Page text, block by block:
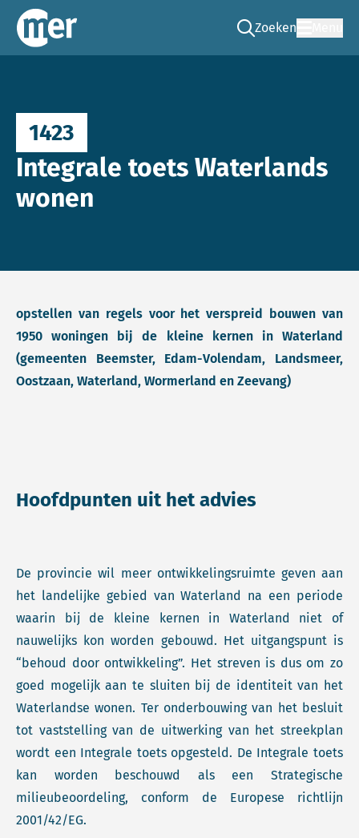
Commissie mer
Zoeken
Ga naar de zoek
1423
Integrale toets Waterlands
wonen
opstellen van regels voor het verspreid bouwen van
1950 woningen bij de kleine kernen in Waterland
(gemeenten Beemster, Edam-Volendam, Landsmeer,
Oostzaan, Waterland, Wormerland en Zeevang)
Hoofdpunten uit het advies
De provincie wil meer ontwikkelingsruimte geven aan
het landelijke gebied van Waterland na een periode
waarin bij de kleine kernen in Waterland niet of
nauwelijks kon worden gebouwd. Het uitgangspunt is
“behoud door ontwikkeling”. Het streven is dus om zo
goed mogelijk aan te sluiten bij de identiteit van het
Waterlandse wonen. Ter onderbouwing van het besluit
tot vaststelling van de uitwerking van het streekplan
wordt een Integrale toets opgesteld. De Integrale toets
kan worden beschouwd als een Strategische
milieubeoordeling, conform de Europese richtlijn
2001/42/EG.